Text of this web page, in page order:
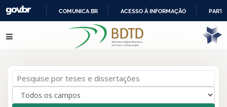
IR
PARA
COMUNICA BR ACESSO À INFORMAÇÃO
Pular para o conteúdo